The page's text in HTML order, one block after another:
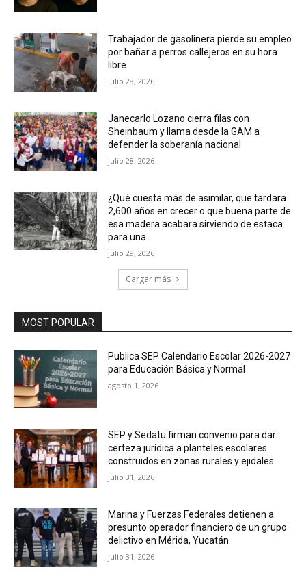
Trabajador de gasolinera pierde su empleo
por bañar a perros callejeros en su hora
libre
julio 28, 2026
Janecarlo Lozano cierra filas con
Sheinbaum y llama desde la GAM a
defender la soberanía nacional
julio 28, 2026
¿Qué cuesta más de asimilar, que tardara
2,600 años en crecer o que buena parte de
esa madera acabara sirviendo de estaca
para una...
julio 29, 2026
Cargar más
MOST POPULAR
Publica SEP Calendario Escolar 2026-2027
para Educación Básica y Normal
agosto 1, 2026
SEP y Sedatu firman convenio para dar
certeza jurídica a planteles escolares
construidos en zonas rurales y ejidales
julio 31, 2026
Marina y Fuerzas Federales detienen a
presunto operador financiero de un grupo
delictivo en Mérida, Yucatán
julio 31, 2026